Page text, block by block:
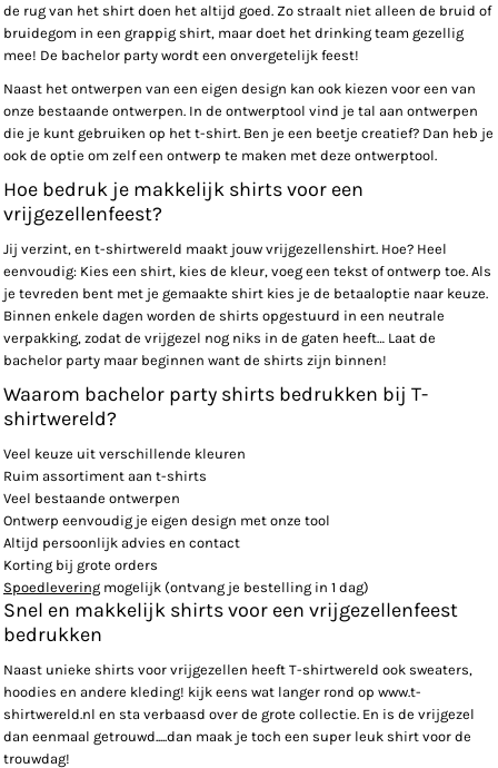
de rug van het shirt doen het altijd goed. Zo straalt niet alleen de bruid of
bruidegom in een grappig shirt, maar doet het drinking team gezellig
mee! De bachelor party wordt een onvergetelijk feest!
Naast het ontwerpen van een eigen design kan ook kiezen voor een van
onze bestaande ontwerpen. In de ontwerptool vind je tal aan ontwerpen
die je kunt gebruiken op het t-shirt. Ben je een beetje creatief? Dan heb je
ook de optie om zelf een ontwerp te maken met deze ontwerptool.
Hoe bedruk je makkelijk shirts voor een
vrijgezellenfeest?
Jij verzint, en t-shirtwereld maakt jouw vrijgezellenshirt. Hoe? Heel
eenvoudig: Kies een shirt, kies de kleur, voeg een tekst of ontwerp toe. Als
je tevreden bent met je gemaakte shirt kies je de betaaloptie naar keuze.
Binnen enkele dagen worden de shirts opgestuurd in een neutrale
verpakking, zodat de vrijgezel nog niks in de gaten heeft… Laat de
bachelor party maar beginnen want de shirts zijn binnen!
Waarom bachelor party shirts bedrukken bij T-
shirtwereld?
Veel keuze uit verschillende kleuren
Ruim assortiment aan t-shirts
Veel bestaande ontwerpen
Ontwerp eenvoudig je eigen design met onze tool
Altijd persoonlijk advies en contact
Korting bij grote orders
Spoedlevering mogelijk (ontvang je bestelling in 1 dag)
Snel en makkelijk shirts voor een vrijgezellenfeest
bedrukken
Naast unieke shirts voor vrijgezellen heeft T-shirtwereld ook sweaters,
hoodies en andere kleding! kijk eens wat langer rond op www.t-
shirtwereld.nl en sta verbaasd over de grote collectie. En is de vrijgezel
dan eenmaal getrouwd.....dan maak je toch een super leuk shirt voor de
trouwdag!